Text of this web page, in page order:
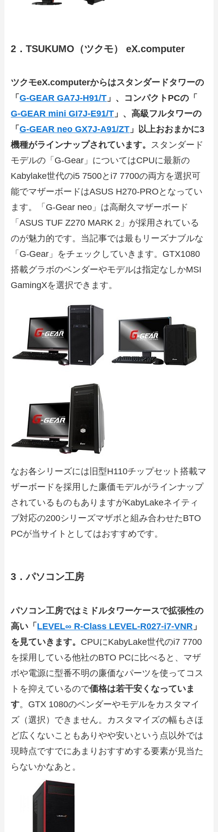
2．TSUKUMO（ツクモ） eX.computer
ツクモeX.computerからはスタンダードタワーの
「G-GEAR GA7J-H91/T 」、コンパクトPCの「
G-GEAR mini GI7J-E91/T 」、高級フルタワーの
「G-GEAR neo GX7J-A91/ZT 」以上おおまかに3
機種がラインナップされています。 スタンダード
モデルの「G-Gear」についてはCPUに最新の
Kabylake世代のi5 7500とi7 7700の両方を選択可
能でマザーボードはASUS H270-PROとなってい
ます。「G-Gear neo」は高耐久マザーボード
「ASUS TUF Z270 MARK 2」が採用されている
のが魅力的です。当記事では最もリーズナブルな
「G-Gear」をチェックしていきます。GTX1080
搭載グラボのベンダーやモデルは指定なしかMSI
GamingXを選択できます。
なお各シリーズには旧型H110チップセット搭載マ
ザーボードを採用した廉価モデルがラインナップ
されているものもありますがKabyLakeネイティ
ブ対応の200シリーズマザボと組み合わせたBTO
PCが当サイトとしてはおすすめです。
3．パソコン工房
パソコン工房ではミドルタワーケースで拡張性の
高い「 LEVEL∞ R-Class LEVEL-R027-i7-VNR 」
を見ていきます。 CPUにKabyLake世代のi7 7700
を採用している他社のBTO PCに比べると、マザ
ボや電源に型番不明の廉価なパーツを使ってコス
トを抑えているので価格は若干安くなっていま
す。GTX 1080のベンダーやモデルをカスタマイ
ズ（選択）できません。カスタマイズの幅もさほ
ど広くないこともありやや安いという点以外では
現時点ですでにあまりおすすめする要素が見当た
らないかなあと。